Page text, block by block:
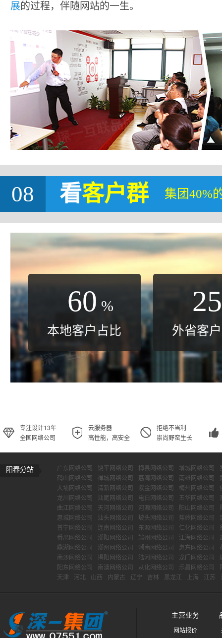
展的过程，伴随网站的一生。
08 看客户群 集团40%
60 %
本地客户占比
25
外省客
专注设计13年
全国网络公司
云服务器
高性能，高安全
拒绝不当利
崇尚野蛮生长
阳春分站 广东网络公司 饶平网络公司 梅县网络公司 增城网络公司
鹤山网络公司
禅城网络公司 荔湾网络公司 南雄网络公司
大埔网络公司
清新网络公司 紫金网络公司 梅州网络公司
龙川网络公司
汕尾网络公司 电白网络公司 五华网络公司
曲江网络公司
天河网络公司 河源网络公司 阳山网络公司
惠城网络公司
汕头网络公司 坡头网络公司 蕉岭网络公司
普宁网络公司
连南网络公司 东源网络公司 仁化网络公司
番禺网络公司
潮阳网络公司 端州网络公司 江海网络公司
鼎湖网络公司
潮州网络公司 潮南网络公司 惠东网络公司
南沙网络公司
揭阳网络公司 陆河网络公司 龙门网络公司
阳东网络公司
南澳网络公司 从化网络公司 乐昌网络公司
天津
河北 山西 内蒙古 辽宁 吉林 黑龙江 上海 江苏
主营业务
网站报价